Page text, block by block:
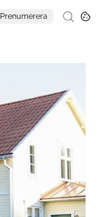
Prenumerera
Om Residence
My Residence
Formpriset
Kontakt
Cookies
Hantera Preferenser
Integritetspolicy
Aller Medias AI-policy
Alla ämnen
Creative studio